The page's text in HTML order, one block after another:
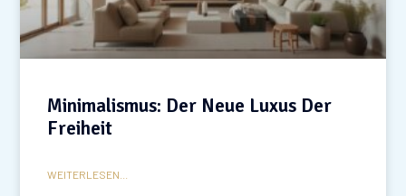
Minimalismus: Der Neue Luxus Der
Freiheit
WEITERLESEN...